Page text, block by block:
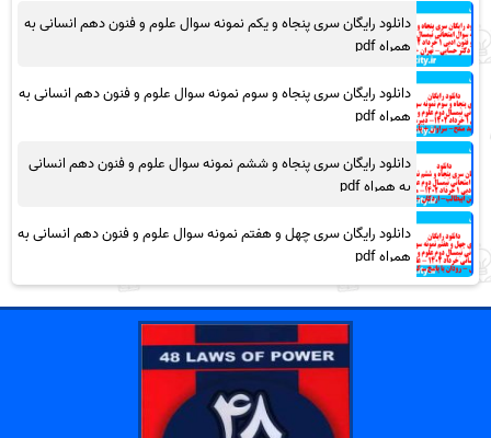
دانلود رایگان سری پنجاه و یکم نمونه سوال علوم و فنون دهم انسانی به
همراه pdf
دانلود رایگان سری پنجاه و سوم نمونه سوال علوم و فنون دهم انسانی به
همراه pdf
دانلود رایگان سری پنجاه و ششم نمونه سوال علوم و فنون دهم انسانی
به همراه pdf
دانلود رایگان سری چهل و هفتم نمونه سوال علوم و فنون دهم انسانی به
همراه pdf